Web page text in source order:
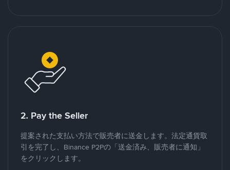
2. Pay the Seller
提案された支払い方法で販売者に送金します。法定通貨取
引を完了し、Binance P2Pの「送金済み、販売者に通知」
をクリックします。